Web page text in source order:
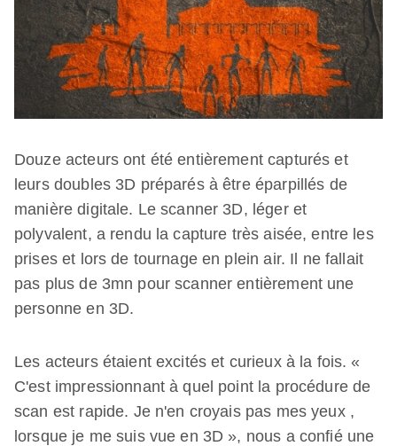
Douze acteurs ont été entièrement capturés et
leurs doubles 3D préparés à être éparpillés de
manière digitale. Le scanner 3D, léger et
polyvalent, a rendu la capture très aisée, entre les
prises et lors de tournage en plein air. Il ne fallait
pas plus de 3mn pour scanner entièrement une
personne en 3D.
Les acteurs étaient excités et curieux à la fois. «
C'est impressionnant à quel point la procédure de
scan est rapide. Je n'en croyais pas mes yeux ,
lorsque je me suis vue en 3D », nous a confié une